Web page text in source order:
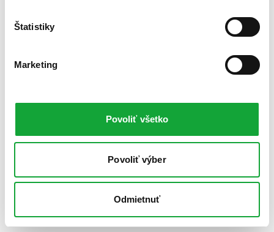
Štatistiky
Marketing
Povoliť všetko
Povoliť výber
Odmietnuť